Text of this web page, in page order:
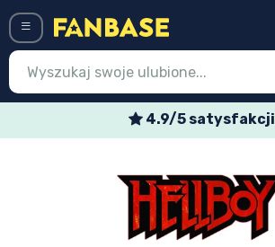
4.9/5 satysfakcji
Najnowsze rzeczy